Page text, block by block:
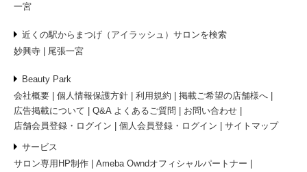
一宮
近くの駅からまつげ（アイラッシュ）サロンを検索
妙興寺
尾張一宮
Beauty Park
会社概要
個人情報保護方針 利用規約
掲載ご希望の店舗様へ
広告掲載について
Q&A よくあるご質問
お問い合わせ
店舗会員登録・ログイン
個人会員登録・ログイン サイトマップ
サービス
サロン専用HP制作
Ameba Owndオフィシャルパートナー